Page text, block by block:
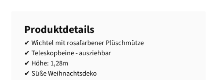
Produktdetails
✔ Wichtel mit rosafarbener Plüschmütze
✔ Teleskopbeine - ausziehbar
✔ Höhe: 1,28m
✔ Süße Weihnachtsdeko